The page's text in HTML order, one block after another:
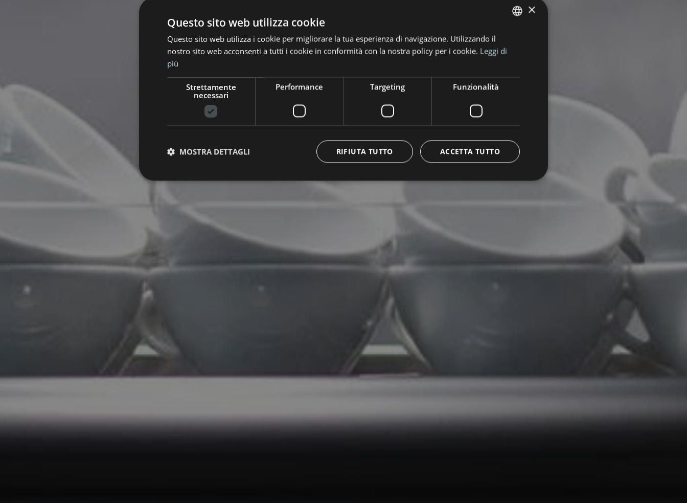
GERMAN
×
Questo sito web utilizza cookie
Questo sito web utilizza i cookie per migliorare la tua esperienza di navigazione. Utilizzando il
nostro sito web acconsenti a tutti i cookie in conformità con la nostra policy per i cookie. Leggi di
più
Strettamente
necessari
Performance Targeting Funzionalità
ACCETTA TUTTO
RIFIUTA TUTTO
MOSTRA DETTAGLI